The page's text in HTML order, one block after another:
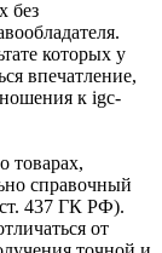
без
которых у
впечатление,
к igc-
товарах,
справочный
437 ГК РФ).
от